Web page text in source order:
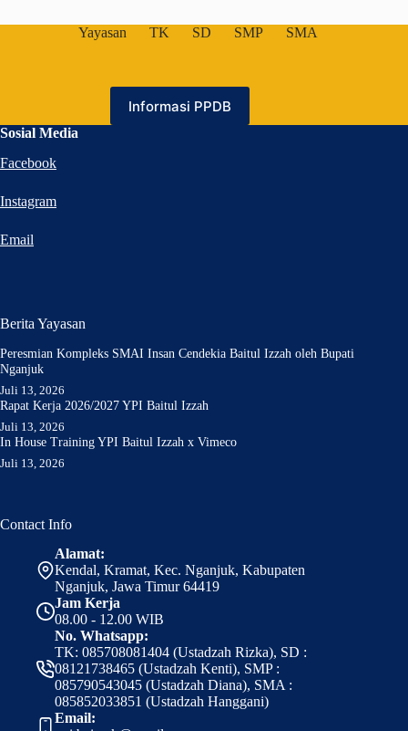
Yayasan TK SD SMP SMA
Informasi PPDB
Sosial Media
Facebook
Instagram
Email
Berita Yayasan
Peresmian Kompleks SMAI Insan Cendekia Baitul Izzah oleh Bupati
Nganjuk
Juli 13, 2026
Rapat Kerja 2026/2027 YPI Baitul Izzah
Juli 13, 2026
In House Training YPI Baitul Izzah x Vimeco
Juli 13, 2026
Contact Info
Alamat:
Kendal, Kramat, Kec. Nganjuk, Kabupaten
Nganjuk, Jawa Timur 64419
Jam Kerja
08.00 - 12.00 WIB
No. Whatsapp:
TK: 085708081404 (Ustadzah Rizka), SD :
08121738465 (Ustadzah Kenti), SMP :
085790543045 (Ustadzah Diana), SMA :
085852033851 (Ustadzah Hanggani)
Email: